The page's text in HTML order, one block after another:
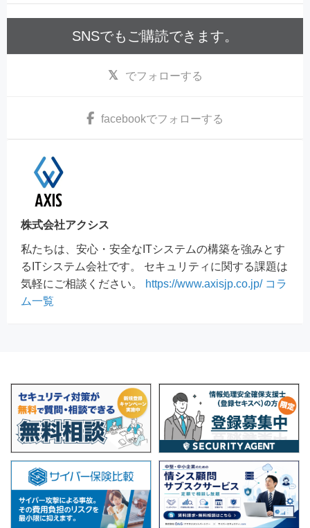
SNSでもご購読できます。
でフォローする
facebookでフォローする
株式会社アクシス
私たちは、安心・安全なITシステムの構築を強みとす
るITシステム会社です。 セキュリティに関する課題は
気軽にご相談ください。
https://www.axisjp.co.jp/ コラ
ム一覧